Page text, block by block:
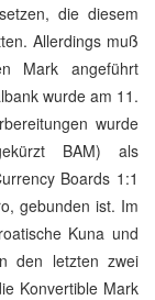
die diesem
Allerdings muß
Mark angeführt
wurde am 11.
wurde
BAM) als
Boards 1:1
gebunden ist. Im
Kuna und
den letzten zwei
Konvertible Mark